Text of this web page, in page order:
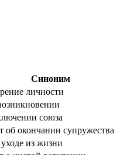
Синоним
личности
союза
об окончании супружества
из жизни